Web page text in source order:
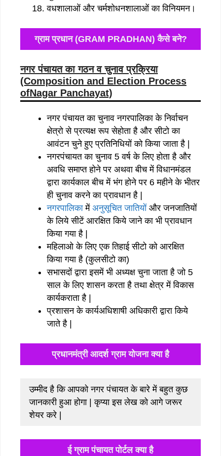
वधशालाओं और चर्मशोधनशालाओं का विनियमन।
ग्राम प्रधान (GRAM PRADHAN) कैसे बने?
नगर पंचायत का गठन व चुनाव प्रक्रिया
(Composition and Election Process
ofNagar Panchayat)
नगर पंचायत का चुनाव नगरपालिका के निर्वाचन
क्षेत्रो से प्रत्यक्ष रूप सेहोता है और सीटो का
आवंटन चुने हुए प्रतिनिधियों को किया जाता है |
नगरपंचायत का चुनाव 5 वर्ष के लिए होता है और
अवधि समाप्त होने पर अथवा बीच में विधानमंडल
द्वारा कार्यकाल बीच में भंग होने पर 6 महीने के भीतर
ही चुनाव करने का प्रावधान है |
नगरपालिकामें अनुसूचित जातियों और जनजातियों
के लिये सीटें आरक्षित किये जाने का भी प्रावधान
किया गया है |
महिलाओ के लिए एक तिहाई सीटो को आरक्षित
किया गया है (कुलसीटो का)
सभासदों द्वारा इसमें भी अध्यक्ष चुना जाता है जो 5
साल के लिए शासन करता है तथा क्षेत्र में विकास
कार्यकराता है |
प्रशासन के कार्यअधिशाषी अधिकारी द्वारा किये
जाते है |
प्रधानमंत्री आदर्श ग्राम योजना क्या है
उम्मीद है कि आपको नगर पंचायत के बारे में बहुत कुछ
जानकारी हुआ होगा | कृप्या इस लेख को आगे जरूर
शेयर करे |
ई ग्राम पंचायत पोर्टल क्या है